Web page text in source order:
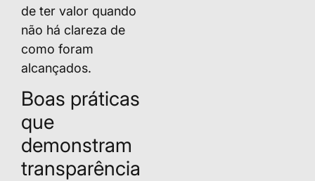
de ter valor quando
não há clareza de
como foram
alcançados.
Boas práticas
que
demonstram
transparência